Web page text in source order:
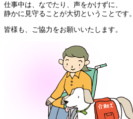
仕事中は、なでたり、声をかけずに、
静かに見守ることが大切ということです。
皆様も、ご協力をお願いいたします。